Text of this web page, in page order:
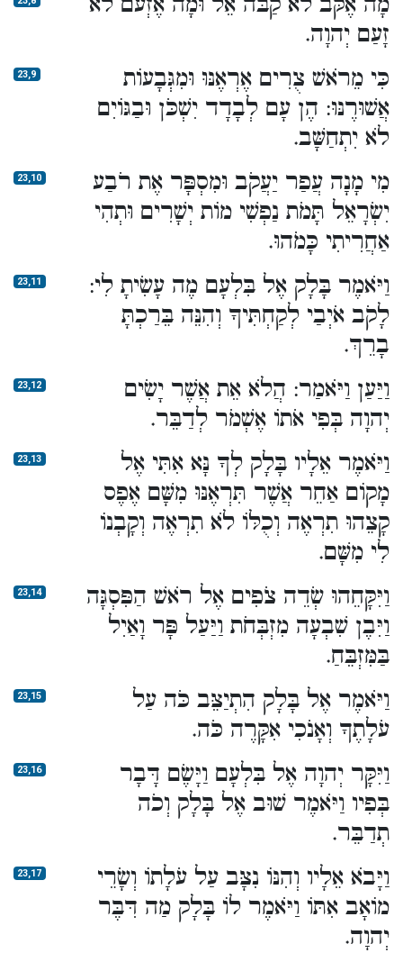
זָעַם יְהוָה.
23,9
כִּי מֵרֹאשׁ צֻרִים אֶרְאֶנּוּ וּמִגְּבָעוֹת
אֲשׁוּרֶנּוּ: הֶן עָם לְבָדָד יִשְׁכֹּן וּבַגּוֹיִם
לֹא יִתְחַשָּׁב.
23,10
מִי מָנָה עֲפַר יַעֲקֹב וּמִסְפָּר אֶת רֹבַע
יִשְׂרָאֵל תָּמֹת נַפְשִׁי מוֹת יְשָׁרִים וּתְהִי
אַחֲרִיתִי כָּמֹהוּ.
23,11
וַיֹּאמֶר בָּלָק אֶל בִּלְעָם מֶה עָשִׂיתָ לִי:
לָקֹב אֹיְבַי לְקַחְתִּיךָ וְהִנֵּה בֵּרַכְתָּ
בָרֵךְ.
23,12
וַיַּעַן וַיֹּאמַר: הֲלֹא אֵת אֲשֶׁר יָשִׂים
יְהוָה בְּפִי אֹתוֹ אֶשְׁמֹר לְדַבֵּר.
23,13
וַיֹּאמֶר אֵלָיו בָּלָק לְךָ נָּא אִתִּי אֶל
מָקוֹם אַחֵר אֲשֶׁר תִּרְאֶנּוּ מִשָּׁם אֶפֶס
קָצֵהוּ תִרְאֶה וְכֻלּוֹ לֹא תִרְאֶה וְקָבְנוֹ
לִי מִשָּׁם.
23,14
וַיִּקָּחֵהוּ שְׂדֵה צֹפִים אֶל רֹאשׁ הַפִּסְגָּה
וַיִּבֶן שִׁבְעָה מִזְבְּחֹת וַיַּעַל פָּר וָאַיִל
בַּמִּזְבֵּחַ.
23,15
וַיֹּאמֶר אֶל בָּלָק הִתְיַצֵּב כֹּה עַל
עֹלָתֶךָ וְאָנֹכִי אִקָּרֶה כֹּה.
23,16
וַיִּקָּר יְהוָה אֶל בִּלְעָם וַיָּשֶׂם דָּבָר
בְּפִיו וַיֹּאמֶר שׁוּב אֶל בָּלָק וְכֹה
תְדַבֵּר.
23,17
וַיָּבֹא אֵלָיו וְהִנּוֹ נִצָּב עַל עֹלָתוֹ וְשָׂרֵי
מוֹאָב אִתּוֹ וַיֹּאמֶר לוֹ בָּלָק מַה דִּבֶּר
יְהוָה.